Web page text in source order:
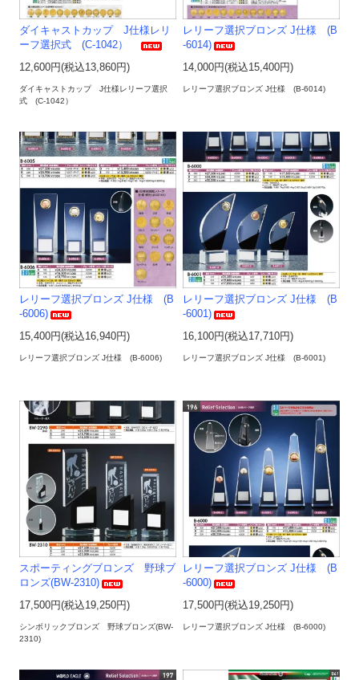
ダイキャストカップ J仕様レリ
ーフ選択式 (C-1042）
12,600円(税込13,860円)
ダイキャストカップ J仕様レリーフ選択
式 (C-1042）
レリーフ選択ブロンズ J仕様 (B
-6014)
14,000円(税込15,400円)
レリーフ選択ブロンズ J仕様 (B-6014)
レリーフ選択ブロンズ J仕様 (B
-6006)
15,400円(税込16,940円)
レリーフ選択ブロンズ J仕様 (B-6006)
レリーフ選択ブロンズ J仕様 (B
-6001)
16,100円(税込17,710円)
レリーフ選択ブロンズ J仕様 (B-6001)
スポーティングブロンズ 野球ブ
ロンズ(BW-2310)
17,500円(税込19,250円)
シンボリックブロンズ 野球ブロンズ(BW-
2310)
レリーフ選択ブロンズ J仕様 (B
-6000)
17,500円(税込19,250円)
レリーフ選択ブロンズ J仕様 (B-6000)